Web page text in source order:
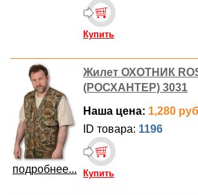
Купить
подробнее...
Жилет ОХОТНИК
(РОСХАНТЕР) 3031
Наша цена: 1,280
ID товара: 1196
Купить